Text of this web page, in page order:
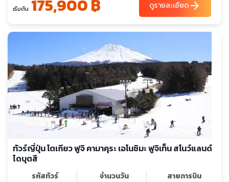
ก.ย. 70
16-27
ต.ค. 70
07-18 20-31
เริ่มต้น 175,900 ฿ ดูรายละเอียดarrow_forward
ทัวร์ญี่ปุ่น โตเกียว ฟูจิ คามาคุระ เอโนชิมะ ฟูจิเท็น สโนว์แลนด์
ไดบุตสึ
รหัสทัวร์
จำนวนวัน
สายการบิน